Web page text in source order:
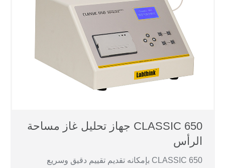
CLASSIC 650 جهاز تحليل غاز مساحة
الرأس
CLASSIC 650 بإمكانه تقديم تقييم دقيق وسريع